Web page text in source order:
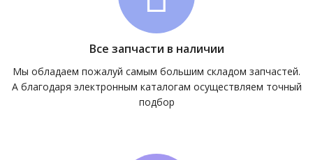
Все запчасти в наличии
Мы обладаем пожалуй самым большим складом запчастей.
А благодаря электронным каталогам осуществляем точный
подбор